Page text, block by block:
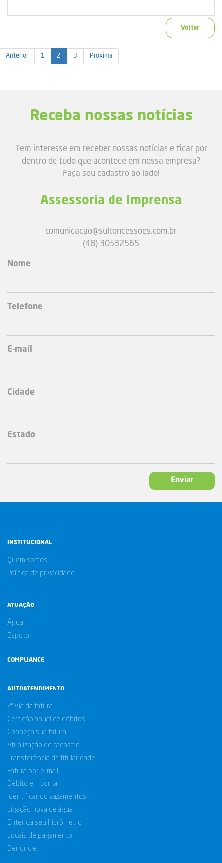
Voltar
Anterior 1 2 3 Próxima
Receba nossas notícias
Tem interesse em receber nossas notícias e ficar por
dentro de tudo que acontece em nossa empresa?
Faça seu cadastro ao lado!
Assessoria de Imprensa
comunicacao@sulconcessoes.com.br
(48) 30532565
Nome
Telefone
E-mail
Cidade
Estado
Enviar
INSTITUCIONAL
Quem somos
Política de privacidade
ATUAÇÃO
Água
Esgoto
COMPLIANCE
AUTOATENDIMENTO
2ª Via da fatura
Certidão anual de débitos
Conheça sua fatura
Atualização de cadastro
Transferência de titularidade
Fatura por e-mail
Débito em conta
Identificando vazamentos
Ligação nova de água
Entenda seu hidrômetro
Locais de pagamento
Denuncie